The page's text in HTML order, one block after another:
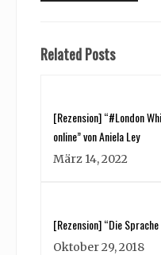
Related Posts
[Rezension] “#London
online” von Aniela Ley
März 14, 2022
[Rezension] “Die
Oktober 29, 2018